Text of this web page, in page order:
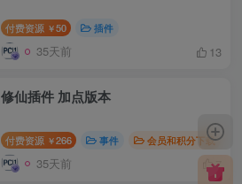
付费资源 ￥50 插件
35天前 13
修仙插件 加点版本
付费资源 ￥266 事件 会员和积分下载
35天前 7